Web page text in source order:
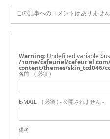
この記事へのコメントはありません
Warning : Undefined variable
/home/cafeuriel/
content/themes/skin_tcd046/
名前 ( 必須 )
E-MAIL ( 必須 ) - 公開されません -
備考